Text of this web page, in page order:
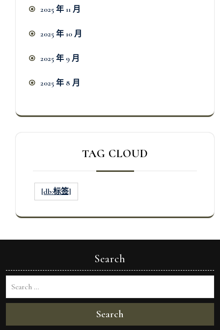
2025 年 11 月
2025 年 10 月
2025 年 9 月
2025 年 8 月
TAG CLOUD
[db:标签]
Search
Search